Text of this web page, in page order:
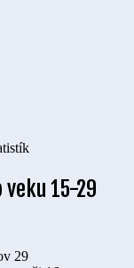
veku 15-29
29